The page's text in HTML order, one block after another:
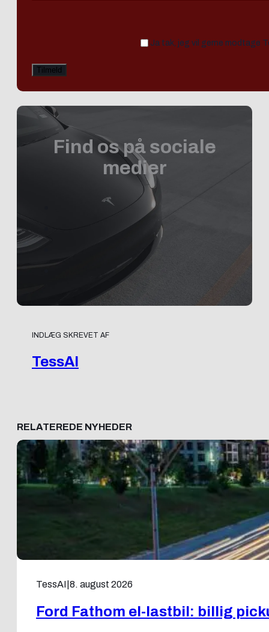
Ja tak, jeg vil gerne modtage
Find os på sociale
medier
INDLÆG SKREVET AF
TessAI
RELATEREDE NYHEDER
TessAI 8. august 2026
Ford Fathom el-lastbil: billig